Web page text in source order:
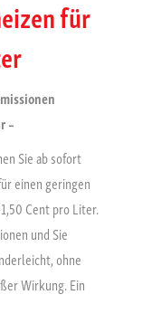
für
–
Sie ab sofort
einen geringen
Cent pro Liter.
und Sie
ohne
Wirkung. Ein